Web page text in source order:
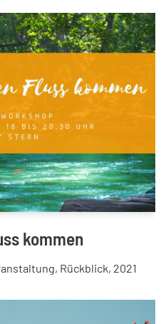
kommen
, Rückblick, 2021